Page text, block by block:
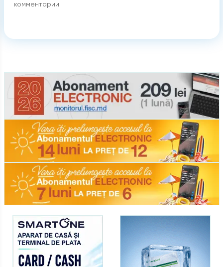
комментарии